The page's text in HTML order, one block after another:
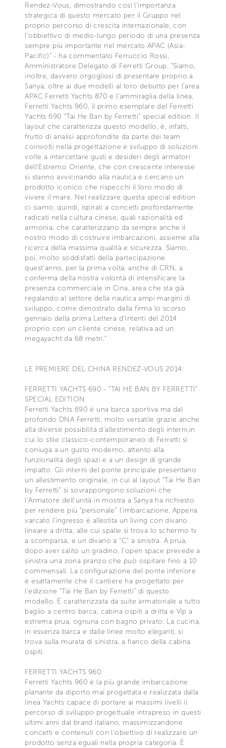
Rendez-Vous, dimostrando così l’importanza
strategica di questo mercato per il Gruppo nel
proprio percorso di crescita internazionale, con
l’obbiettivo di medio-lungo periodo di una presenza
sempre più importante nel mercato APAC (Asia-
Pacific)” - ha commentato Ferruccio Rossi,
Amministratore Delegato di Ferretti Group. “Siamo,
inoltre, davvero orgogliosi di presentare proprio a
Sanya, oltre ai due modelli al loro debutto per l’area
APAC Ferretti Yachts 870 e l’ammiraglia della linea,
Ferretti Yachts 960, il primo esemplare del Ferretti
Yachts 690 “Tai He Ban by Ferretti” special edition. Il
layout che caratterizza questo modello, è, infatti,
frutto di analisi approfondite da parte dei team
coinvolti nella progettazione e sviluppo di soluzioni
volte a intercettare gusti e desideri degli armatori
dell’Estremo Oriente, che con crescente interesse
si stanno avvicinando alla nautica e cercano un
prodotto iconico che rispecchi il loro modo di
vivere il mare. Nel realizzare questa special edition
ci siamo, quindi, ispirati a concetti profondamente
radicati nella cultura cinese, quali razionalità ed
armonia, che caratterizzano da sempre anche il
nostro modo di costruire imbarcazioni, assieme alla
ricerca della massima qualità e sicurezza. Siamo,
poi, molto soddisfatti della partecipazione
quest’anno, per la prima volta, anche di CRN, a
conferma della nostra volontà di intensificare la
presenza commerciale in Cina, area che sta già
regalando al settore della nautica ampi margini di
sviluppo, come dimostrato dalla firma lo scorso
gennaio della prima Lettera d’Intenti del 2014
proprio con un cliente cinese, relativa ad un
megayacht da 68 metri.”
LE PREMIERE DEL CHINA RENDEZ-VOUS 2014:
FERRETTI YACHTS 690 - “TAI HE BAN BY FERRETTI”
SPECIAL EDITION
Ferretti Yachts 690 è una barca sportiva ma dal
profondo DNA Ferretti, molto versatile grazie anche
alla diverse possibilità d’allestimento degli interni,in
cui lo stile classico-contemporaneo di Ferretti si
coniuga a un gusto moderno, attento alla
funzionalità degli spazi e a un design di grande
impatto. Gli interni del ponte principale presentano
un allestimento originale, in cui al layout “Tai He Ban
by Ferretti” si sovrappongono soluzioni che
l’Armatore dell’unità in mostra a Sanya ha richiesto
per rendere più “personale” l’imbarcazione. Appena
varcato l’ingresso è allestita un living con divano
lineare a dritta, alle cui spalle si trova lo schermo tv
a scomparsa, e un divano a “C” a sinistra. A prua,
dopo aver salito un gradino, l’open space prevede a
sinistra una zona pranzo che può ospitare fino a 10
commensali. La configurazione del ponte inferiore
è esattamente che il cantiere ha progettato per
l’edizione “Tai He Ban by Ferretti” di questo
modello. È caratterizzata da suite armatoriale a tutto
baglio a centro barca, cabina ospiti a dritta e Vip a
estrema prua, ognuna con bagno privato. La cucina,
in essenza barca e dalle linee molto eleganti, si
trova sulla murata di sinistra, a fianco della cabina
ospiti.
FERRETTI YACHTS 960
Ferretti Yachts 960 è la più grande imbarcazione
planante da diporto mai progettata e realizzata dalla
linea Yachts capace di portare ai massimi livelli il
percorso di sviluppo progettuale intrapreso in questi
ultimi anni dal brand italiano, massimizzandone
concetti e contenuti con l’obiettivo di realizzare un
prodotto senza eguali nella propria categoria. È